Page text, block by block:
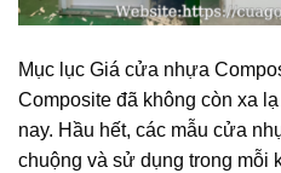
Mục lục Giá cửa nhựa
Composite đã không còn xa
nay. Hầu hết, các mẫu cửa
chuộng và sử dụng trong mỗi